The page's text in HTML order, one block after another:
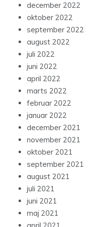
december 2022
oktober 2022
september 2022
august 2022
juli 2022
juni 2022
april 2022
marts 2022
februar 2022
januar 2022
december 2021
november 2021
oktober 2021
september 2021
august 2021
juli 2021
juni 2021
maj 2021